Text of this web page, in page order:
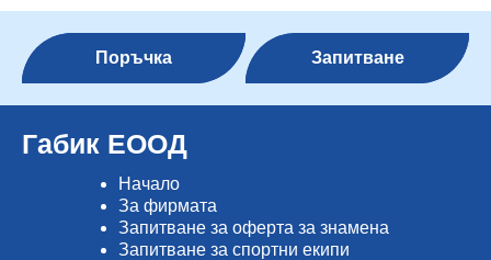
Поръчка Запитване
Габик ЕООД
Начало
Зa фирмата
Запитване за оферта за знамена
Запитване за спортни екипи